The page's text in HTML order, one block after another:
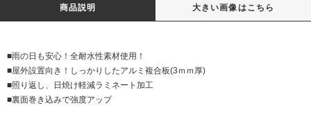
商品説明 大きい画像はこちら
■雨の日も安心！全耐水性素材使用！
■屋外設置向き！しっかりしたアルミ複合板(3ｍｍ厚)
■照り返し、日焼け軽減ラミネート加工
■裏面巻き込みで強度アップ